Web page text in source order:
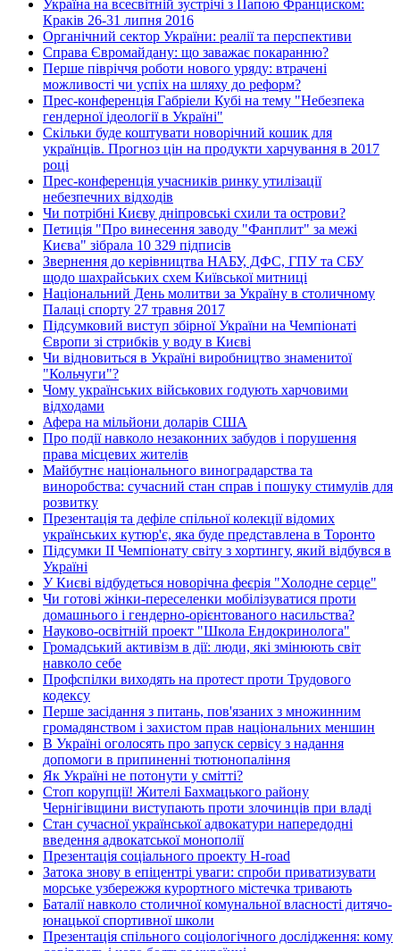
Україна на всесвітній зустрічі з Папою Франциском:
Краків 26-31 липня 2016
Органічний сектор України: реалії та перспективи
Справа Євромайдану: що заважає покаранню?
Перше півріччя роботи нового уряду: втрачені
можливості чи успіх на шляху до реформ?
Прес-конференція Габріели Кубі на тему "Небезпека
гендерної ідеології в Україні"
Скільки буде коштувати новорічний кошик для
українців. Прогноз цін на продукти харчування в 2017
році
Прес-конференція учасників ринку утилізації
небезпечних відходів
Чи потрібні Києву дніпровські схили та острови?
Петиція "Про винесення заводу "Фанплит" за межі
Києва" зібрала 10 329 підписів
Звернення до керівництва НАБУ, ДФС, ГПУ та СБУ
щодо шахрайських схем Київської митниці
Національний День молитви за Україну в столичному
Палаці спорту 27 травня 2017
Підсумковий виступ збірної України на Чемпіонаті
Європи зі стрибків у воду в Києві
Чи відновиться в Україні виробництво знаменитої
"Кольчуги"?
Чому українських військових годують харчовими
відходами
Афера на мільйони доларів США
Про події навколо незаконних забудов і порушення
права місцевих жителів
Майбутнє національного виноградарства та
виноробства: сучасний стан справ і пошуку стимулів для
розвитку
Презентація та дефіле спільної колекції відомих
українських кутюр'є, яка буде представлена в Торонто
Підсумки ІІ Чемпіонату світу з хортингу, який відбувся в
Україні
У Києві відбудеться новорічна феєрія "Холодне серце"
Чи готові жінки-переселенки мобілізуватися проти
домашнього і гендерно-орієнтованого насильства?
Науково-освітній проект "Школа Ендокринолога"
Громадський активізм в дії: люди, які змінюють світ
навколо себе
Профспілки виходять на протест проти Трудового
кодексу
Перше засідання з питань, пов'язаних з множинним
громадянством і захистом прав національних меншин
В Україні оголосять про запуск сервісу з надання
допомоги в припиненні тютюнопаління
Як Україні не потонути у смітті?
Стоп корупції! Жителі Бахмацького району
Чернігівщини виступають проти злочинців при владі
Стан сучасної української адвокатури напередодні
введення адвокатської монополії
Презентація соціального проекту H-road
Затока знову в епіцентрі уваги: спроби приватизувати
морське узбережжя курортного містечка тривають
Баталії навколо столичної комунальної власності дитячо-
юнацької спортивної школи
Презентація спільного соціологічного дослідження: кому